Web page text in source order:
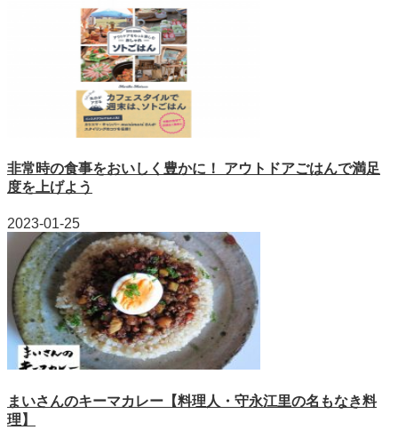
非常時の食事をおいしく豊かに！ アウトドアごはんで満足
度を上げよう
2023-01-25
まいさんのキーマカレー【料理人・守永江里の名もなき料
理】